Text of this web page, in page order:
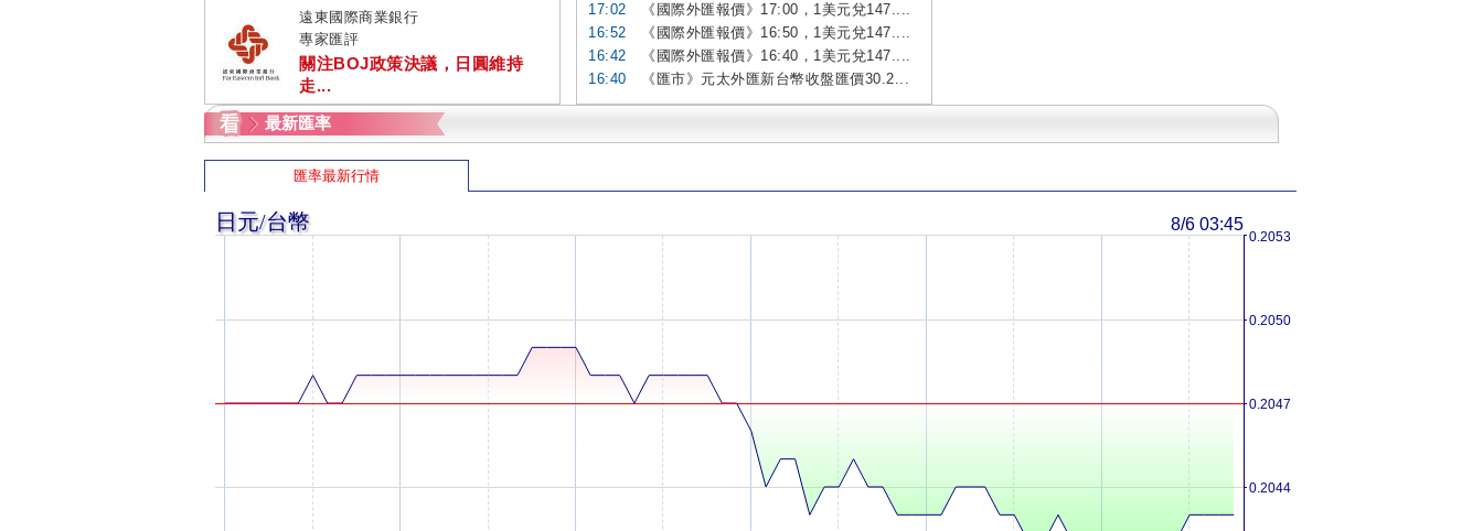
遠東國際商業銀行
專家匯評
關注BOJ政策決議，日圓維持
走...
17:02
《國際外匯報價》17:00，1美元兌147....
16:52
《國際外匯報價》16:50，1美元兌147....
16:42
《國際外匯報價》16:40，1美元兌147....
16:40
《匯市》元太外匯新台幣收盤匯價30.2...
最新匯率
匯率最新行情
8/6 03:45
日元/台幣
0.2044
0.2047
0.2050
0.2053